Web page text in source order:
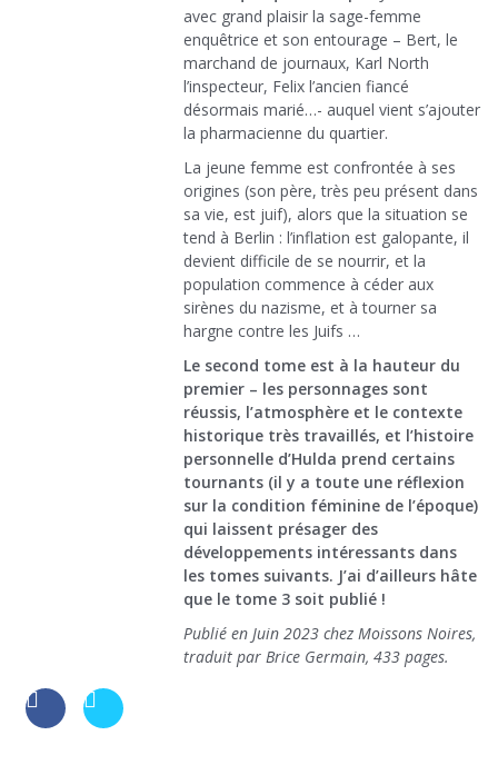
avec grand plaisir la sage-femme
enquêtrice et son entourage – Bert, le
marchand de journaux, Karl North
l’inspecteur, Felix l’ancien fiancé
désormais marié…- auquel vient s’ajouter
la pharmacienne du quartier.
La jeune femme est confrontée à ses
origines (son père, très peu présent dans
sa vie, est juif), alors que la situation se
tend à Berlin : l’inflation est galopante, il
devient difficile de se nourrir, et la
population commence à céder aux
sirènes du nazisme, et à tourner sa
hargne contre les Juifs …
Le second tome est à la hauteur du
premier – les personnages sont
réussis, l’atmosphère et le contexte
historique très travaillés, et l’histoire
personnelle d’Hulda prend certains
tournants (il y a toute une réflexion
sur la condition féminine de l’époque)
qui laissent présager des
développements intéressants dans
les tomes suivants. J’ai d’ailleurs hâte
que le tome 3 soit publié !
Publié en Juin 2023 chez Moissons Noires,
traduit par Brice Germain, 433 pages.